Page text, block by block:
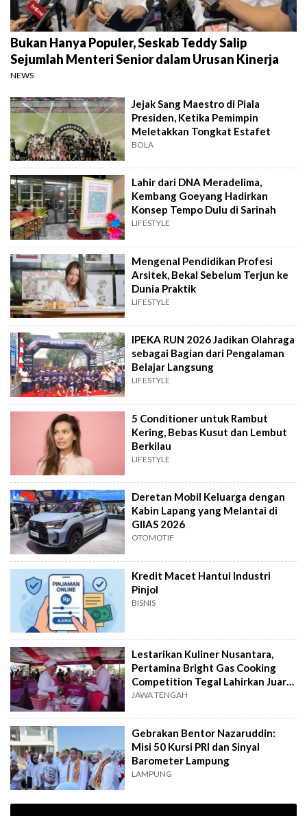
Bukan Hanya Populer, Seskab Teddy Salip
Sejumlah Menteri Senior dalam Urusan Kinerja
NEWS
Jejak Sang Maestro di Piala
Presiden, Ketika Pemimpin
Meletakkan Tongkat Estafet
BOLA
Lahir dari DNA Meradelima,
Kembang Goeyang Hadirkan
Konsep Tempo Dulu di Sarinah
LIFESTYLE
Mengenal Pendidikan Profesi
Arsitek, Bekal Sebelum Terjun ke
Dunia Praktik
LIFESTYLE
IPEKA RUN 2026 Jadikan Olahraga
sebagai Bagian dari Pengalaman
Belajar Langsung
LIFESTYLE
5 Conditioner untuk Rambut
Kering, Bebas Kusut dan Lembut
Berkilau
LIFESTYLE
Deretan Mobil Keluarga dengan
Kabin Lapang yang Melantai di
GIIAS 2026
OTOMOTIF
Kredit Macet Hantui Industri
Pinjol
BISNIS
Lestarikan Kuliner Nusantara,
Pertamina Bright Gas Cooking
Competition Tegal Lahirkan Juara
Baru
JAWA TENGAH
Gebrakan Bentor Nazaruddin:
Misi 50 Kursi PRI dan Sinyal
Barometer Lampung
LAMPUNG